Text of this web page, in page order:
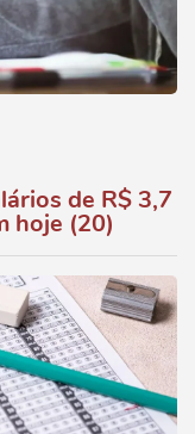
de R$ 3,7
hoje (20)